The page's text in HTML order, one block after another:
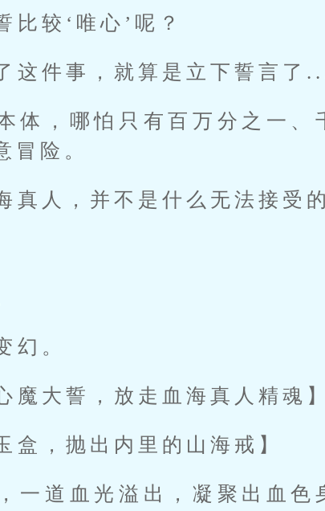
比较‘唯心’呢？
这件事，就算是立下誓言了
体，哪怕只有百万分之一、
冒险。
真人，并不是什么无法接受
幻。
魔大誓，放走血海真人精魂】
盒，抛出内里的山海戒】
一道血光溢出，凝聚出血色